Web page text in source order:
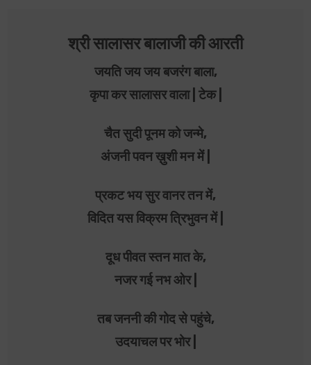
श्री सालासर बालाजी की आरती
जयति जय जय बजरंग बाला,
कृपा कर सालासर वाला | टेक |
चैत सुदी पूनम को जन्मे,
अंजनी पवन ख़ुशी मन में |
प्रकट भय सुर वानर तन में,
विदित यस विक्रम त्रिभुवन में |
दूध पीवत स्तन मात के,
नजर गई नभ ओर |
तब जननी की गोद से पहुंचे,
उदयाचल पर भोर |